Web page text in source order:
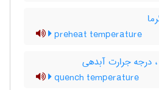
preheat temperature
درجه جرارت آبدهی
quench temperature